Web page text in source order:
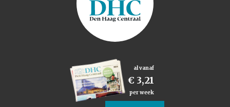
al vanaf
€ 3,21
per week